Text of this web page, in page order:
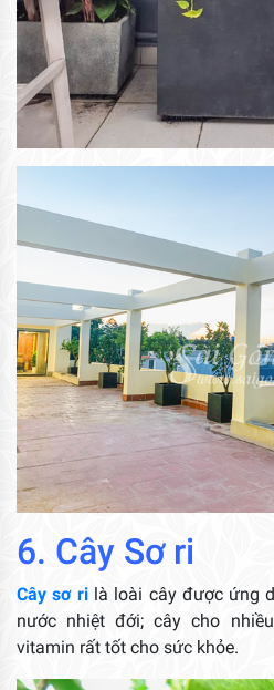
6. Cây Sơ ri
Cây sơ ri là loài cây được ứng
nước nhiệt đới; cây cho
vitamin rất tốt cho sức khỏe.